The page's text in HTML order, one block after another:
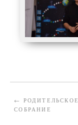
← РОДИТЕЛЬСКОЕ
СОБРАНИЕ